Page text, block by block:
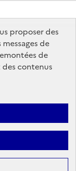
proposer des
de
de
contenus
sont sous